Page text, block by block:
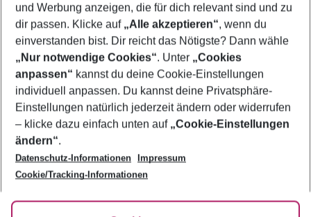
Last Minute Goldstrand
Footer
Footer navigation
Über uns
AGB
Bestpreisgarantie
Cookie-Einstellungen ändern
Cookie-Richtlinie
Agenturbetreuung
Barrierefreies Reisen
Folge uns
und Werbung anzeigen, die für dich relevant sind und zu
dir passen. Klicke auf „Alle akzeptieren“, wenn du
einverstanden bist. Dir reicht das Nötigste? Dann wähle
„Nur notwendige Cookies“. Unter „Cookies
anpassen“ kannst du deine Cookie-Einstellungen
individuell anpassen. Du kannst deine Privatsphäre-
Einstellungen natürlich jederzeit ändern oder widerrufen
– klicke dazu einfach unten auf „Cookie-Einstellungen
ändern“.
Datenschutz-Informationen
Impressum
Cookie/Tracking-Informationen